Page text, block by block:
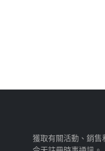
獲取有關活動、銷售